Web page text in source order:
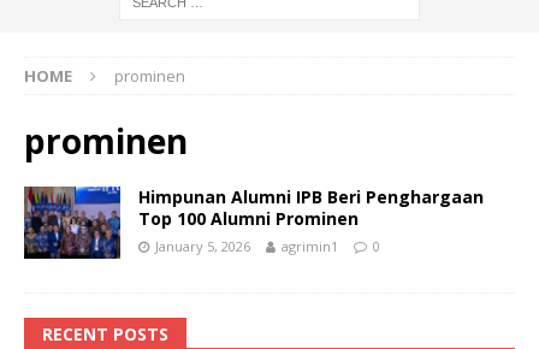
HOME prominen
prominen
Himpunan Alumni IPB Beri Penghargaan
Top 100 Alumni Prominen
January 5, 2026 agrimin1 0
RECENT POSTS